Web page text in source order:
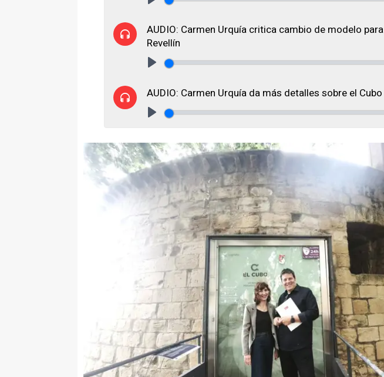
AUDIO: Carmen Urquía critica cambio de modelo
Revellín
AUDIO: Carmen Urquía da más detalles sobre el